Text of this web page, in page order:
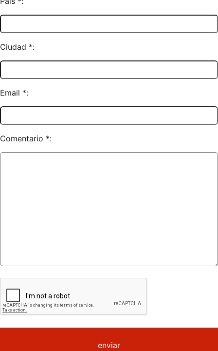
Ciudad *:
Email *:
Comentario *:
enviar